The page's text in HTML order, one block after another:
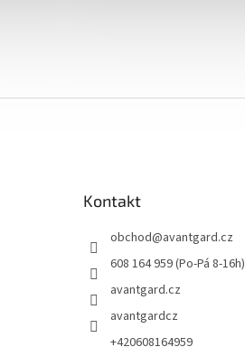
Kontakt
obchod@avantgard.cz
608 164 959 (Po-Pá 8-16h)
avantgard.cz
avantgardcz
+420608164959